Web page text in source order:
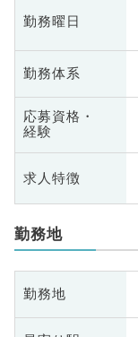
勤務曜日
勤務体系
応募資格・
経験
求人特徴
勤務地
勤務地